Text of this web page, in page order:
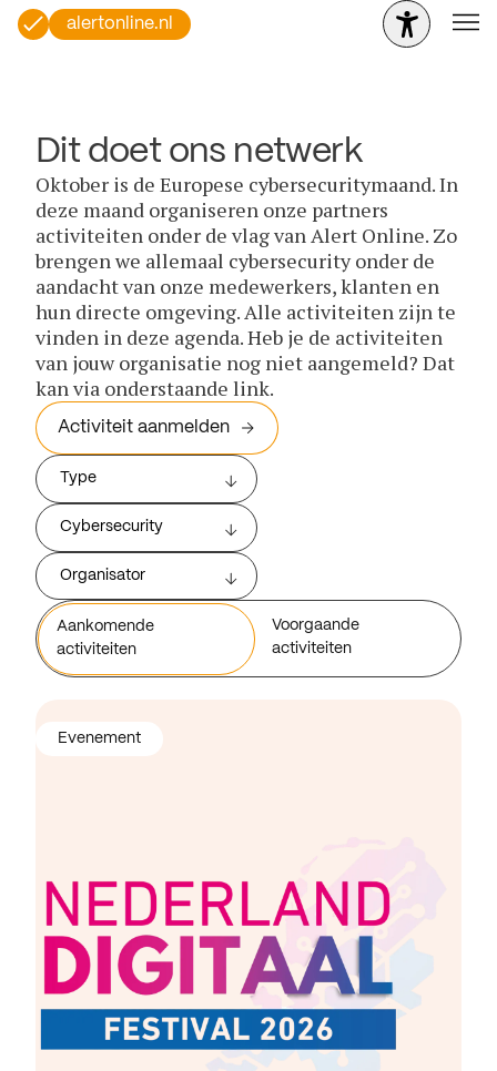
alertonline.nl
Dit doet ons netwerk
Oktober is de Europese cybersecuritymaand. In
deze maand organiseren onze partners
activiteiten onder de vlag van Alert Online. Zo
brengen we allemaal cybersecurity onder de
aandacht van onze medewerkers, klanten en
hun directe omgeving. Alle activiteiten zijn te
vinden in deze agenda. Heb je de activiteiten
van jouw organisatie nog niet aangemeld? Dat
kan via onderstaande link.
Activiteit aanmelden
Type
Cybersecurity
Organisator
Aankomende
activiteiten
Voorgaande
activiteiten
Evenement